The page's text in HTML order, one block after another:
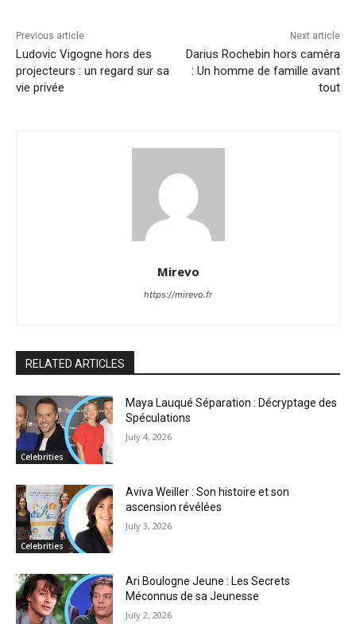
Previous article
Ludovic Vigogne hors des
projecteurs : un regard sur sa
vie privée
Next article
Darius Rochebin hors caméra
: Un homme de famille avant
tout
Mirevo
https://mirevo.fr
RELATED ARTICLES
Celebrities
Maya Lauqué Séparation : Décryptage des
Spéculations
July 4, 2026
Celebrities
Aviva Weiller : Son histoire et son
ascension révélées
July 3, 2026
Ari Boulogne Jeune : Les Secrets
Méconnus de sa Jeunesse
July 2, 2026